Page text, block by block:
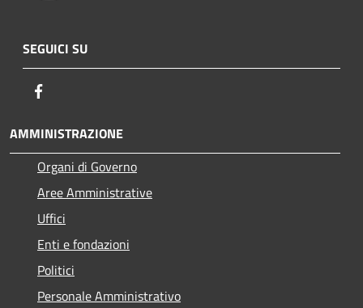
SEGUICI SU
AMMINISTRAZIONE
Organi di Governo
Aree Amministrative
Uffici
Enti e fondazioni
Politici
Personale Amministrativo